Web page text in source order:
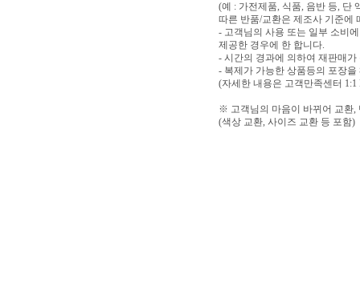
(예 : 가전제품, 식품, 음반 등, 단
따른 반품/교환은 제조사 기준에
- 고객님의 사용 또는 일부 소비
제공한 경우에 한 합니다.
- 시간의 경과에 의하여 재판매
- 복제가 가능한 상품등의 포장을
(자세한 내용은 고객만족센터
※ 고객님의 마음이 바뀌어 교환,
(색상 교환, 사이즈 교환 등 포함)